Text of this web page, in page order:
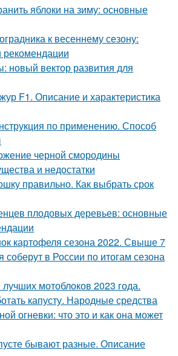
яблоки на зиму: основные
к весеннему сезону:
новый вектор развития для
F1. Описание и характеристика
по применению. Способ
черной смородины
и недостатки
правильно. Как выбрать срок
плодовых деревьев: основные
картофеля сезона 2022. Свыше 7
соберут в России по итогам сезона
мотоблоков 2023 года.
капусту. Народные средства
огневки: что это и как она может
бывают разные. Описание